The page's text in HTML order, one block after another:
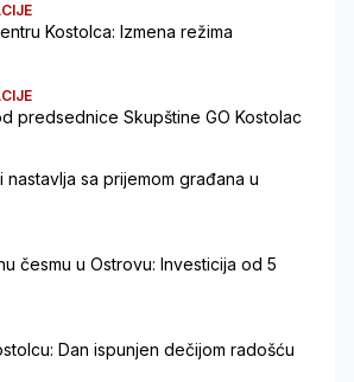
Kostolca: Izmena režima
predsednice Skupštine GO Kostolac
sa prijemom građana u
česmu u Ostrovu: Investicija od 5
Dan ispunjen dečijom radošću